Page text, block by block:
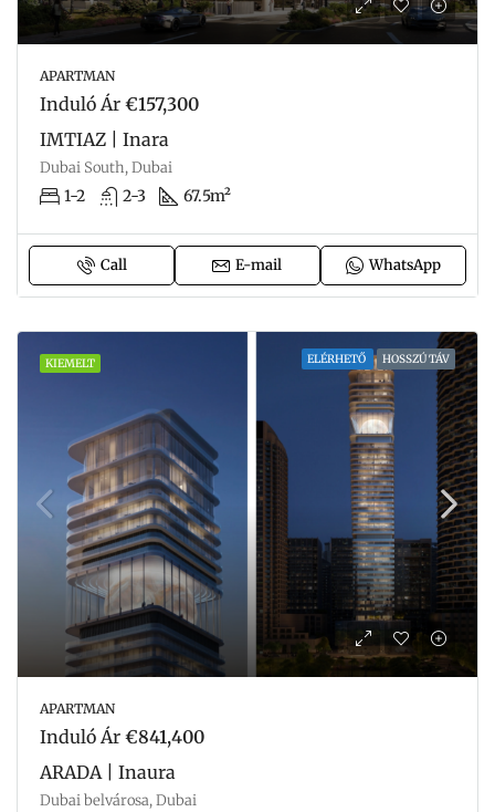
APARTMAN
Induló Ár €157,300
IMTIAZ | Inara
Dubai South, Dubai
1-2 2-3 67.5m²
Call E-mail WhatsApp
KIEMELT ELÉRHETŐ HOSSZÚ TÁV
APARTMAN
Induló Ár €841,400
ARADA | Inaura
Dubai belvárosa, Dubai